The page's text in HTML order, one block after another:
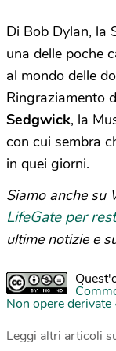
Di Bob Dylan, la
una delle poche
al mondo delle
Ringraziamento
Sedgwick, la
con cui sembra
in quei giorni.
Siamo anche su
LifeGate per
ultime notizie e
Non opere
Leggi altri articoli